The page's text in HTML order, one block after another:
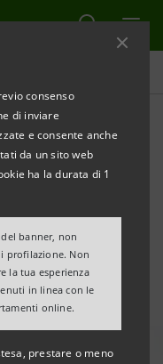
consenso
di inviare
e consente anche
da un sito web
ha la durata di 1
banner, non
profilazione. Non
la tua esperienza
in linea con le
online.
prestare o meno
mln per